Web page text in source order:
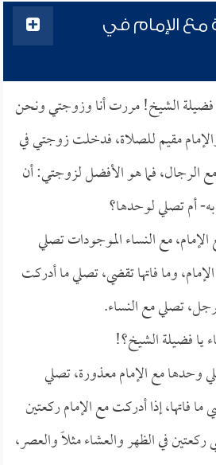
مع الإمام في
فضيلة الشيخ! مررت أنا وزوجتي ونحن
مقيم للصلاة، فدخلت زوجتي في
الرجال، فما هو الأفضل لزوجتي: أن
أم تصلي لوحدها؟
مع النساء الموجودات تصلي
وما فاتها تقضي، تصلي ما أدركت
تصلي مع النساء.
يا فضيلة الشيخ؟!
مع الإمام معذورة، تصلي
فاتها، إذا أدركت مع الإمام ركعتين
في الظهر والعشاء مثلاً والعصر،